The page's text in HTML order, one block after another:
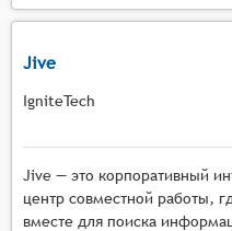
Jive
IgniteTech
Jive — это корпоративный
центр совместной работы,
вместе для поиска